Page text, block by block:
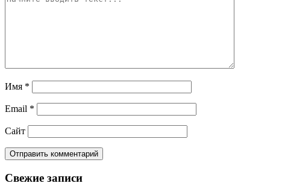
Имя *
Email *
Сайт
Свежие записи